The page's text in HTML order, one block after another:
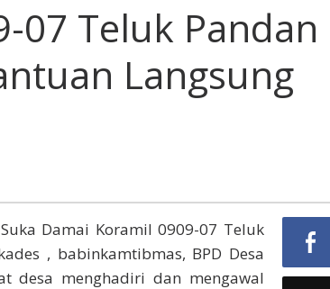
07 Teluk Pandan
Langsung
Damai Koramil 0909-07 Teluk
, babinkamtibmas, BPD Desa
desa menghadiri dan mengawal